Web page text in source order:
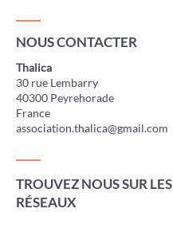
NOUS CONTACTER
Thalica
30 rue Lembarry
40300 Peyrehorade
France
association.thalica@gmail.com
TROUVEZ NOUS SUR LES
RÉSEAUX